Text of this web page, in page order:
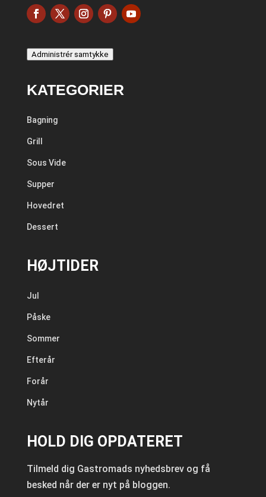
Administrér samtykke
KATEGORIER
Bagning
Grill
Sous Vide
Supper
Hovedret
Dessert
HØJTIDER
Jul
Påske
Sommer
Efterår
Forår
Nytår
HOLD DIG OPDATERET
Tilmeld dig Gastromads nyhedsbrev og få
besked når der er nyt på bloggen.